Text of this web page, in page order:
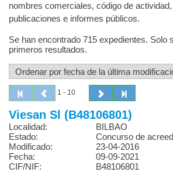
nombres comerciales, código de
publicaciones e informes públicos.
Se han encontrado 715 expedientes. Solo
primeros resultados.
1 - 10
Viesan Sl (B48106801)
Localidad:
BILBAO
Estado:
Concurso de
Modificado:
23-04-2016
Fecha:
09-09-2021
CIF/NIF:
B48106801